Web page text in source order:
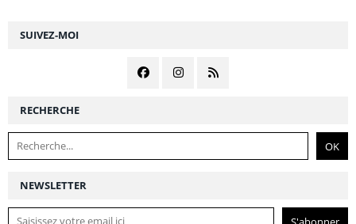
NEWSLETTER
SUIVEZ-MOI
RECHERCHE